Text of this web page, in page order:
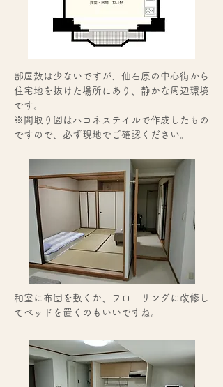
部屋数は少ないですが、仙石原の中心街から
住宅地を抜けた場所にあり、静かな周辺環境
です。
※間取り図はハコネステイルで作成したもの
ですので、必ず現地でご確認ください。
和室に布団を敷くか、フローリングに改修し
てベッドを置くのもいいですね。